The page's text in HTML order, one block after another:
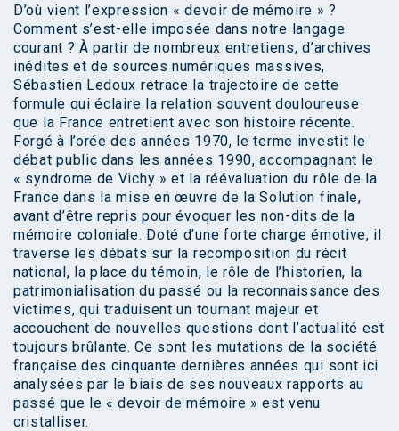
D’où vient l’expression « devoir de mémoire » ?
Comment s’est-elle imposée dans notre langage
courant ? À partir de nombreux entretiens, d’archives
inédites et de sources numériques massives,
Sébastien Ledoux retrace la trajectoire de cette
formule qui éclaire la relation souvent douloureuse
que la France entretient avec son histoire récente.
Forgé à l’orée des années 1970, le terme investit le
débat public dans les années 1990, accompagnant le
« syndrome de Vichy » et la réévaluation du rôle de la
France dans la mise en œuvre de la Solution finale,
avant d’être repris pour évoquer les non-dits de la
mémoire coloniale. Doté d’une forte charge émotive, il
traverse les débats sur la recomposition du récit
national, la place du témoin, le rôle de l’historien, la
patrimonialisation du passé ou la reconnaissance des
victimes, qui traduisent un tournant majeur et
accouchent de nouvelles questions dont l’actualité est
toujours brûlante. Ce sont les mutations de la société
française des cinquante dernières années qui sont ici
analysées par le biais de ses nouveaux rapports au
passé que le « devoir de mémoire » est venu
cristalliser.